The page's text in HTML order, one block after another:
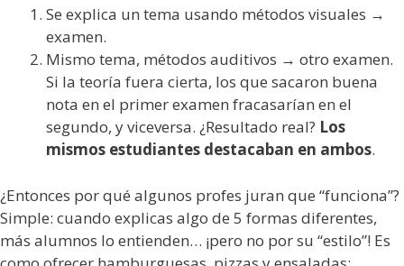
Se explica un tema usando métodos visuales →
examen.
Mismo tema, métodos auditivos → otro examen.
Si la teoría fuera cierta, los que sacaron buena
nota en el primer examen fracasarían en el
segundo, y viceversa. ¿Resultado real? Los
mismos estudiantes destacaban en ambos.
¿Entonces por qué algunos profes juran que “funciona”?
Simple: cuando explicas algo de 5 formas diferentes,
más alumnos lo entienden… ¡pero no por su “estilo”! Es